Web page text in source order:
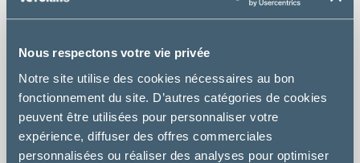
Nous respectons votre vie privée
Notre site utilise des cookies nécessaires au bon
fonctionnement du site. D’autres catégories de cookies
peuvent être utilisées pour personnaliser votre
expérience, diffuser des offres commerciales
personnalisées ou réaliser des analyses pour optimiser
Vétérinaire salarié
Diplômée de l'Ecole Nationale
Vétérinaire de Lyon et de la
Faculté de Médecine de Lyon